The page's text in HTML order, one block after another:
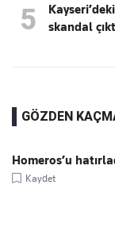
5
skandal
GÖZDEN
Homeros’u
Kaydet